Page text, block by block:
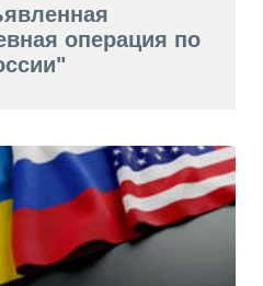
операция по